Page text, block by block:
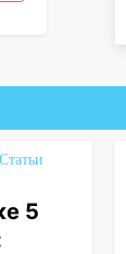
Статьи
5